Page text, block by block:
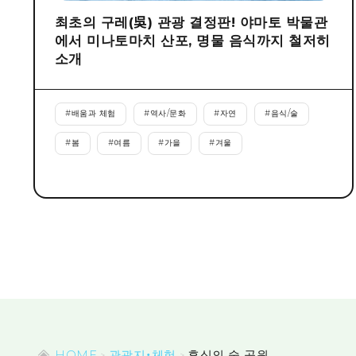
최초의 구레(吳) 관광 결정판! 야마토 박물관
에서 미나토마치 산포, 명물 음식까지 철저히
소개
#배움과 체험 #역사/문화 #자연 #음식/술
#봄 #여름 #가을 #겨울